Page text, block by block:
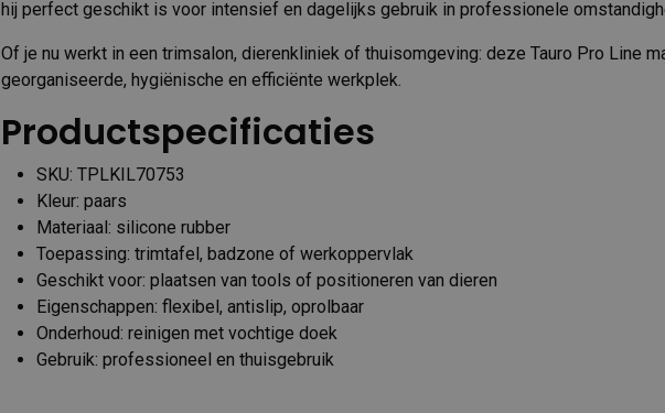
hij perfect geschikt is voor intensief en dagelijks gebruik in professionele
Of je nu werkt in een trimsalon, dierenkliniek of thuisomgeving: deze Tauro Pro Line
georganiseerde, hygiënische en efficiënte werkplek.
Productspecificaties
SKU: TPLKIL70753
Kleur: paars
Materiaal: silicone rubber
Toepassing: trimtafel, badzone of werkoppervlak
Geschikt voor: plaatsen van tools of positioneren van dieren
Eigenschappen: flexibel, antislip, oprolbaar
Onderhoud: reinigen met vochtige doek
Gebruik: professioneel en thuisgebruik